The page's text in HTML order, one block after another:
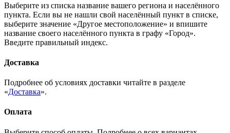
Выберите из списка название вашего региона и населённого
пункта. Если вы не нашли свой населённый пункт в списке,
выберите значение «Другое местоположение» и впишите
название своего населённого пункта в графу «Город».
Введите правильный индекс.
Доставка
Подробнее об условиях доставки читайте в разделе
«Доставка».
Оплата